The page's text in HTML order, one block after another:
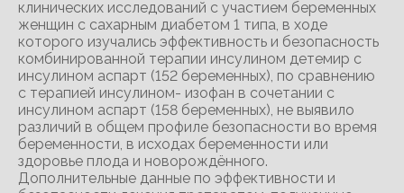
клинических исследований с участием беременных
женщин с сахарным диабетом 1 типа, в ходе
которого изучались эффективность и безопасность
комбинированной терапии инсулином детемир с
инсулином аспарт (152 беременных), по сравнению
с терапией инсулином- изофан в сочетании с
инсулином аспарт (158 беременных), не выявило
различий в общем профиле безопасности во время
беременности, в исходах беременности или
здоровье плода и новорождённого.
Дополнительные данные по эффективности и